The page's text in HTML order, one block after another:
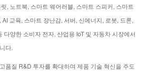
, 노트북, 스마트 웨어러블, 스마트 스피커, 스마트
AI 교육, 스마트 장난감, 서버, 신에너지, 로봇, 드론,
다양한 소비자 전자, 산업용 IoT 및 자동차 시장에서
다.
품질 R&D 투자를 확대하며 제품 기술 혁신을 주도